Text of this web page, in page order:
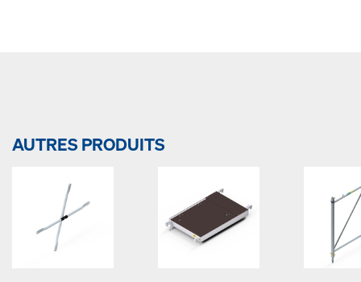
AUTRES PRODUITS